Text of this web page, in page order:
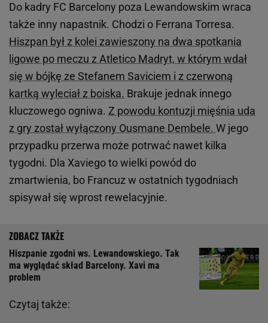
Do kadry FC Barcelony poza Lewandowskim wraca
także inny napastnik. Chodzi o Ferrana Torresa.
Hiszpan był z kolei zawieszony na dwa spotkania
ligowe po meczu z Atletico Madryt, w którym wdał
się w bójkę ze Stefanem Saviciem i z czerwoną
kartką wyleciał z boiska. Brakuje jednak innego
kluczowego ogniwa. Z powodu kontuzji mięśnia uda
z gry został wyłączony Ousmane Dembele. W jego
przypadku przerwa może potrwać nawet kilka
tygodni. Dla Xaviego to wielki powód do
zmartwienia, bo Francuz w ostatnich tygodniach
spisywał się wprost rewelacyjnie.
Czytaj także:
Hiszpanie zgodni ws. Lewandowskiego. Tak
ma wyglądać skład Barcelony. Xavi ma
problem